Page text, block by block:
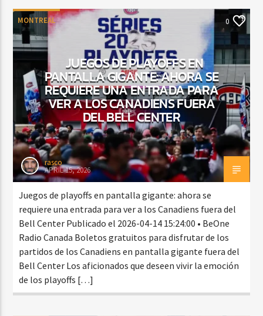
MONTREAL 0
JUEGOS DE PLAYOFFS EN
PANTALLA GIGANTE: AHORA SE
REQUIERE UNA ENTRADA PARA
VER A LOS CANADIENS FUERA
DEL BELL CENTER
rasco
APRIL 15, 2026
Juegos de playoffs en pantalla gigante: ahora se
requiere una entrada para ver a los Canadiens fuera del
Bell Center Publicado el 2026-04-14 15:24:00 • BeOne
Radio Canada Boletos gratuitos para disfrutar de los
partidos de los Canadiens en pantalla gigante fuera del
Bell Center Los aficionados que deseen vivir la emoción
de los playoffs […]